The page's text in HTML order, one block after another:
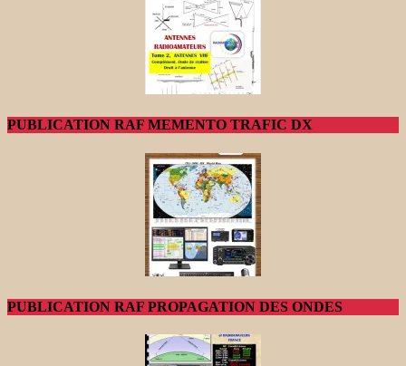
PUBLICATION RAF MEMENTO TRAFIC DX
PUBLICATION RAF PROPAGATION DES ONDES